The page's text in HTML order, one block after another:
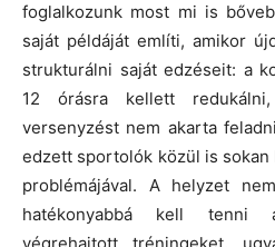
foglalkozunk most mi is
saját példáját említi, amikor
strukturálni saját edzéseit: a
12 órásra kellett
versenyzést nem akarta
edzett sportolók közül is
problémájával. A helyzet
hatékonyabbá kell tenni